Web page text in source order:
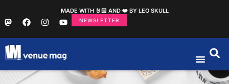
MADE WITH 🤘🏻 AND ❤️ BY LEO SKULL
NEWSLETTER